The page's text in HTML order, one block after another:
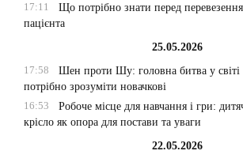
17:11
Що потрібно знати перед
пацієнта
25.05.2026
17:58
Шен проти Шу: головна битва у світі
потрібно зрозуміти новачкові
16:53
Робоче місце для навчання і гри:
крісло як опора для постави та уваги
22.05.2026